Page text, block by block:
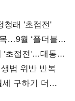
청래 '초접전'
…9월 ‘폴더블
'초접전'…대통령
법 위반 반복
구하기 더